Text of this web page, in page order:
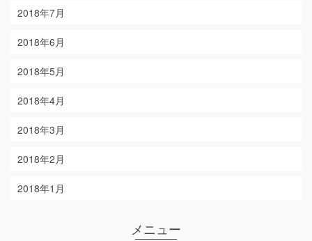
2018年7月
2018年6月
2018年5月
2018年4月
2018年3月
2018年2月
2018年1月
メニュー